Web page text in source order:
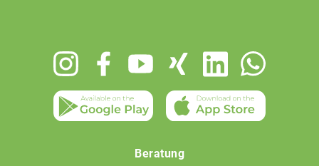
Beratung